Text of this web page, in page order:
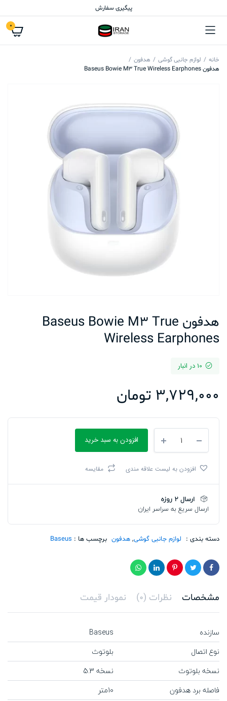
پیگیری سفارش
0
خانه لوازم جانبی گوشی
هدفون
هدفون Baseus Bowie M3 True Wireless Earphones
هدفون Baseus Bowie M3 True
Wireless Earphones
10 در انبار
3,729,000 تومان
Baseus
Bowie
True
تعداد
افزودن به سبد خرید
افزودن به لیست علاقه مندی مقایسه
ارسال 2 روزه
ارسال سریع به سراسر ایران
دسته بندی : لوازم جانبی گوشی, هدفون برچسب ها : Baseus
مشخصات نظرات (0) نمودار قیمت
سازنده
Baseus
نوع اتصال
بلوتوث
نسخه بلوتوث
نسخه 5.3
فاصله برد هدفون
10متر